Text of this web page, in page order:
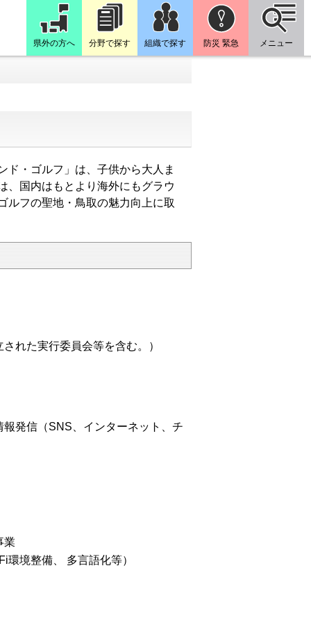
県外の方へ 分野で探す 組織で探す 防災 緊急 メニュー
・ゴルフ」 は、子供から大人ま
、国内はもとより海外にもグラウ
ルフの聖地・鳥取の魅力向上に取
れた実行委員会等を含む。）
発信（SNS、インターネット、チ
業
環境整備、 多言語化等）